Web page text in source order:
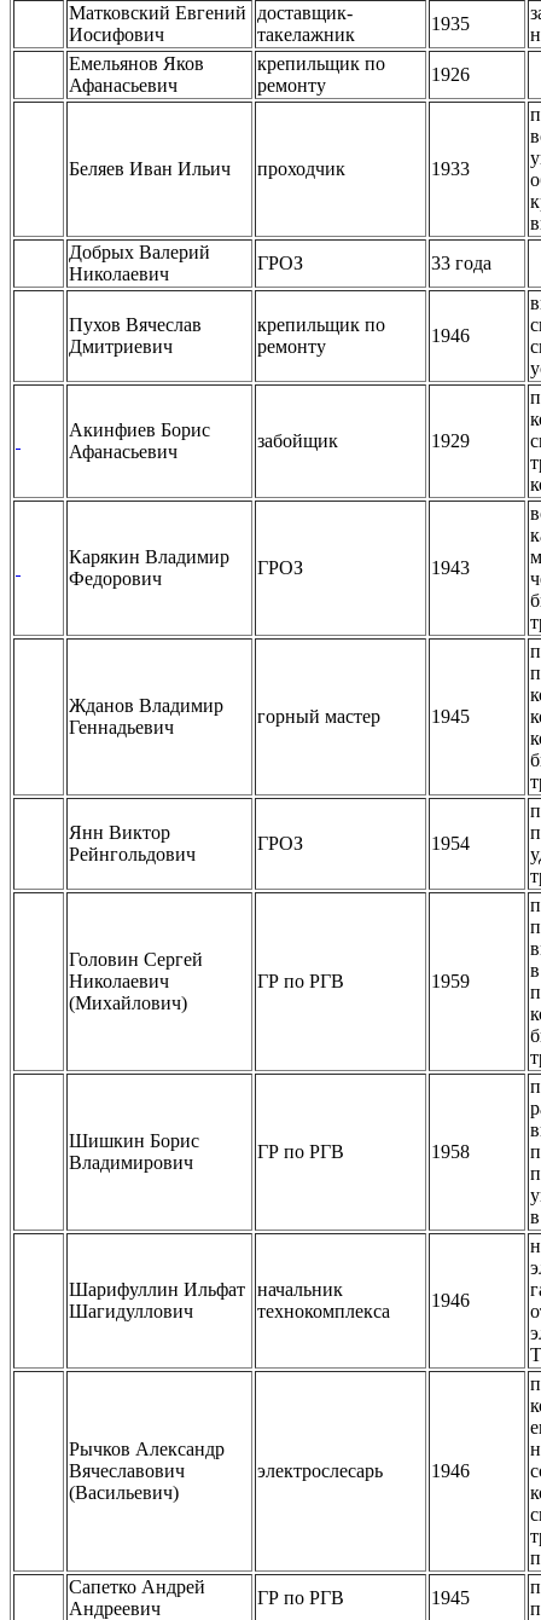
Матковский Евгений
Иосифович
доставщик-
такелажник
1935
Емельянов Яков
Афанасьевич
крепильщик по
ремонту
1926
Беляев Иван Ильич проходчик 1933
Добрых Валерий
Николаевич
ГРОЗ 33 года
Пухов Вячеслав
Дмитриевич
крепильщик по
ремонту
1946
Акинфиев Борис
Афанасьевич
забойщик 1929
Карякин Владимир
Федорович
ГРОЗ 1943
Жданов Владимир
Геннадьевич
горный мастер 1945
Янн Виктор
Рейнгольдович
ГРОЗ 1954
Головин Сергей
Николаевич
(Михайлович)
ГР по РГВ 1959
Шишкин Борис
Владимирович
ГР по РГВ 1958
Шарифуллин Ильфат
Шагидуллович
начальник
технокомплекса
1946
Рычков Александр
Вячеславович
(Васильевич)
электрослесарь 1946
Сапетко Андрей
Андреевич
ГР по РГВ 1945